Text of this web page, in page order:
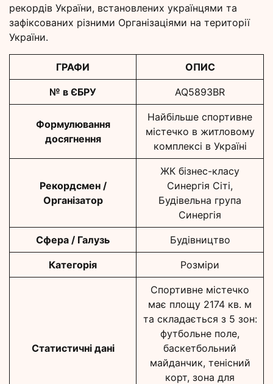
рекордів України, встановлених українцями та
зафіксованих різними Організаціями на території
України.
ГРАФИ ОПИС
№ в ЄБРУ AQ5893BR
Формулювання
досягнення
Найбільше спортивне
містечко в житловому
комплексі в Україні
Рекордсмен /
Організатор
ЖК бізнес-класу
Синергія Сіті,
Будівельна група
Синергія
Сфера / Галузь Будівництво
Категорія Розміри
Статистичні дані
Спортивне містечко
має площу 2174 кв. м
та складається з 5 зон:
футбольне поле,
баскетбольний
майданчик, тенісний
корт, зона для